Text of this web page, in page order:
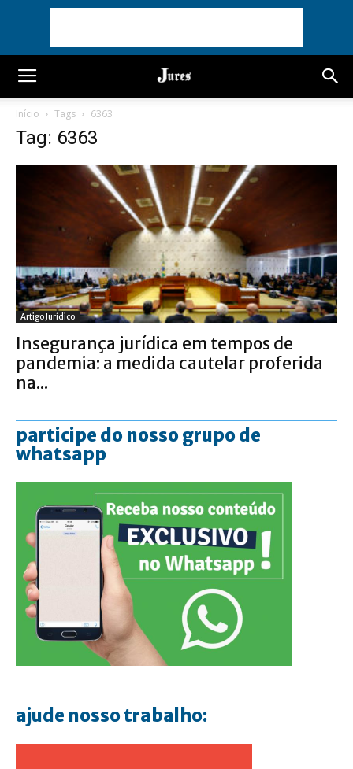
Início Tags 6363
Tag: 6363
Artigo Jurídico
Insegurança jurídica em tempos de
pandemia: a medida cautelar proferida
na...
participe do nosso grupo de
whatsapp
ajude nosso trabalho: